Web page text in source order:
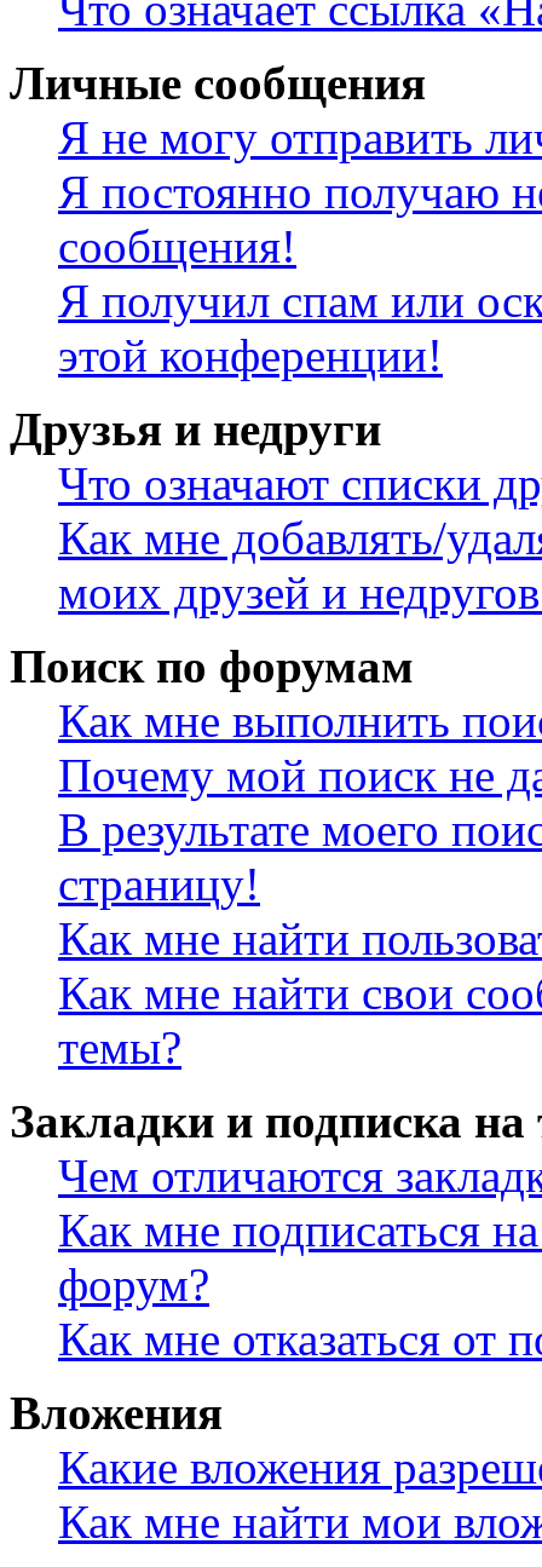
Личные сообщения
Я не могу отправить
Я постоянно получаю
сообщения!
Я получил спам или
этой конференции!
Друзья и недруги
Что означают списки
Как мне добавлять/
моих друзей и
Поиск по форумам
Как мне выполнить
Почему мой поиск не
В результате моего
страницу!
Как мне найти
Как мне найти свои
темы?
Закладки и подписка
Чем отличаются
Как мне подписаться
форум?
Как мне отказаться от
Вложения
Какие вложения
Как мне найти мои